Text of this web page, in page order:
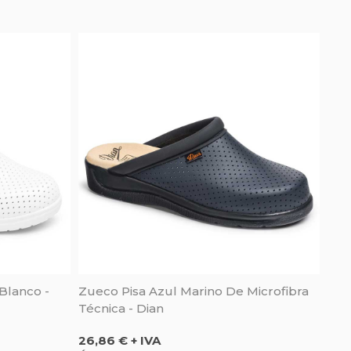
-
Zueco Pisa Azul Marino De Microfibra
Técnica - Dian
Precio
26,86 € + IVA